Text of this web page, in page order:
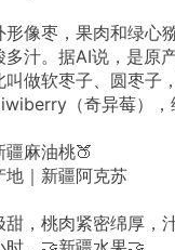
形像枣，果肉和绿心
多汁。据AI说，是原
叫做软枣子、圆枣子
（奇异莓），
疆麻油桃🍑
地｜新疆阿克苏
甜，桃肉紧密绵厚，